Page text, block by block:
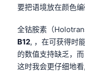
要把语境放在颜色
全钴胺素（
B12, ，在可获得时
的数值支持缺乏，
这时我会更仔细地看,